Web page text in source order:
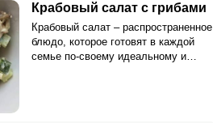
Крабовый салат с грибами
Крабовый салат – распространенное
блюдо, которое готовят в каждой
семье по-своему идеальному и